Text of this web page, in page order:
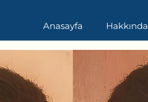
Anasayfa Hakkında